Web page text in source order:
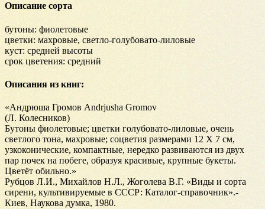
Описание сорта
бутоны: фиолетовые
цветки: махровые, светло-голубовато-лиловые
куст: средней высоты
срок цветения: средний
Описания из книг:
«Андрюша Громов Andrjusha Gromov
(Л. Колесников)
Бутоны фиолетовые; цветки голубовато-лиловые, очень
светлого тона, махровые; соцветия размерами 12 Х 7 см,
узкоконические, компактные, нередко развиваются из двух
пар почек на побеге, образуя красивые, крупные букеты.
Цветёт обильно.»
Рубцов Л.И., Михайлов Н.Л., Жоголева В.Г. «Виды и сорта
сирени, культивируемые в СССР: Каталог-справочник».-
Киев, Наукова думка, 1980.